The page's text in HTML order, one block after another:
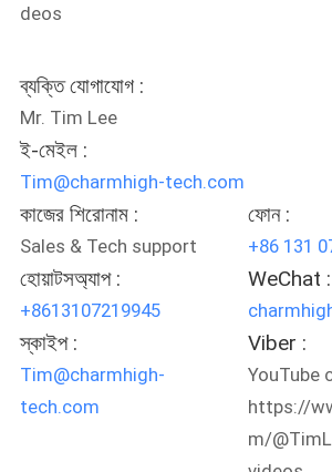
গোপনীয়তা
নীতি
deos
ব্যক্তি যোগাযোগ :
Mr. Tim Lee
ই-মেইল :
Tim@charmhigh-tech.com
কাজের শিরোনাম :
Sales & Tech support
ফোন :
+86 131
হোয়াটসঅ্যাপ :
+8613107219945
WeChat :
স্কাইপ :
Tim@charmhigh-
tech.com
Viber :
YouTube
https://
m/